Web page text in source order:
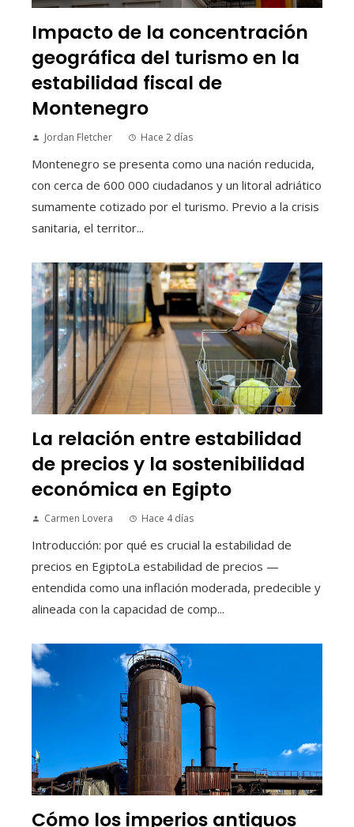
Impacto de la concentración
geográfica del turismo en la
estabilidad fiscal de
Montenegro
Jordan Fletcher Hace 2 días
Montenegro se presenta como una nación reducida,
con cerca de 600 000 ciudadanos y un litoral adriático
sumamente cotizado por el turismo. Previo a la crisis
sanitaria, el territor...
La relación entre estabilidad
de precios y la sostenibilidad
económica en Egipto
Carmen Lovera Hace 4 días
Introducción: por qué es crucial la estabilidad de
precios en EgiptoLa estabilidad de precios —
entendida como una inflación moderada, predecible y
alineada con la capacidad de comp...
Cómo los imperios antiguos